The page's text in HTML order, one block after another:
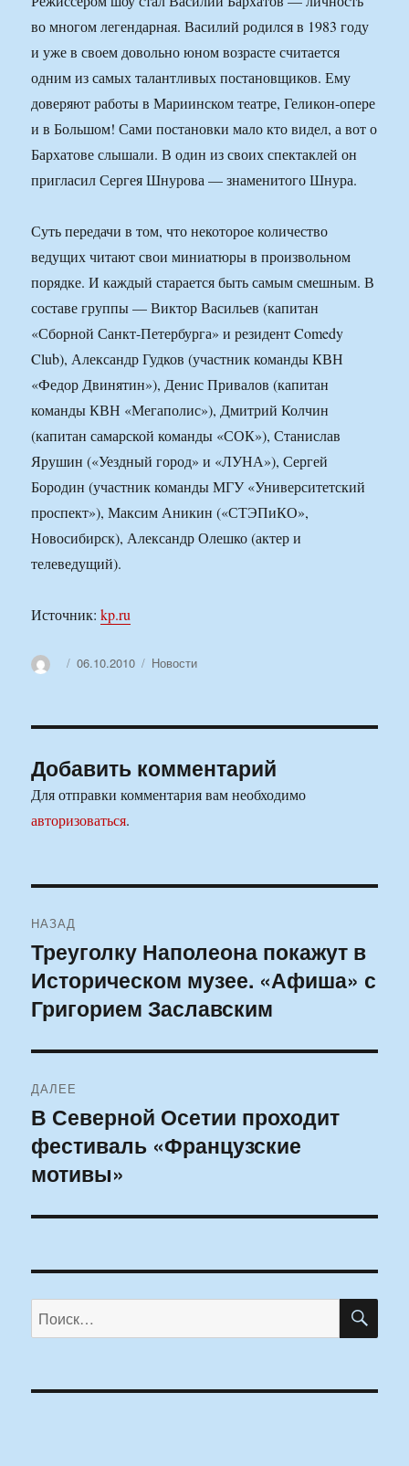
во многом легендарная. Василий родился в 1983 году
и уже в своем довольно юном возрасте считается
одним из самых талантливых постановщиков. Ему
доверяют работы в Мариинском театре, Геликон-опере
и в Большом! Сами постановки мало кто видел, а вот о
Бархатове слышали. В один из своих спектаклей он
пригласил Сергея Шнурова — знаменитого Шнура.
Суть передачи в том, что некоторое количество
ведущих читают свои миниатюры в произвольном
порядке. И каждый старается быть самым смешным. В
составе группы — Виктор Васильев (капитан
«Сборной Санкт-Петербурга» и резидент Comedy
Club), Александр Гудков (участник команды КВН
«Федор Двинятин»), Денис Привалов (капитан
команды КВН «Мегаполис»), Дмитрий Колчин
(капитан самарской команды «СОК»), Станислав
Ярушин («Уездный город» и «ЛУНА»), Сергей
Бородин (участник команды МГУ «Университетский
проспект»), Максим Аникин («СТЭПиКО»,
Новосибирск), Александр Олешко (актер и
телеведущий).
Источник:kp.ru
АвторОпубликовано
06.10.2010 Рубрики
Новости
Добавить комментарий
Для отправки комментария вам необходимо
авторизоваться.
по
записям
НАЗАД
Предыдущая
запись:
Треуголку Наполеона покажут в
Историческом музее. «Афиша» с
Григорием Заславским
ДАЛЕЕ
Следующая
запись:
В Северной Осетии проходит
фестиваль «Французские
мотивы»
Искать: